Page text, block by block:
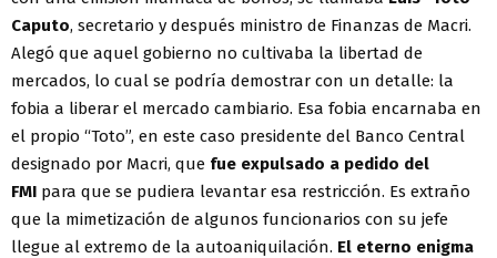
Caputo, secretario y después ministro de Finanzas de Macri.
Alegó que aquel gobierno no cultivaba la libertad de
mercados, lo cual se podría demostrar con un detalle: la
fobia a liberar el mercado cambiario. Esa fobia encarnaba en
el propio “Toto”, en este caso presidente del Banco Central
designado por Macri, que fue expulsado a pedido del
FMI para que se pudiera levantar esa restricción. Es extraño
que la mimetización de algunos funcionarios con su jefe
llegue al extremo de la autoaniquilación. El eterno enigma